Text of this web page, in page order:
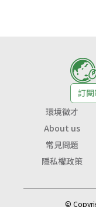
訂
環境徵才
About us
常見問題
隱私權政策
©